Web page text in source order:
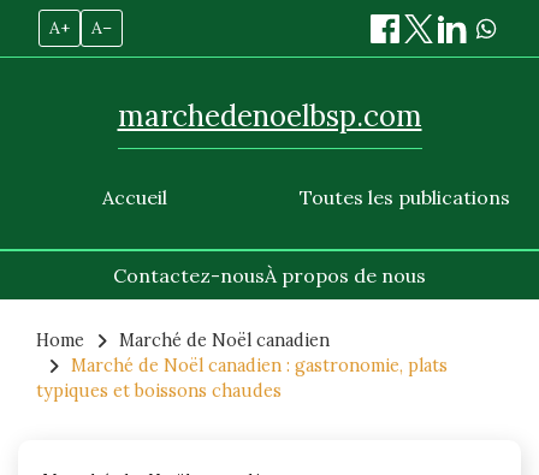
A+ A–
Accueil
marchedenoelbsp.com
Toutes les publications
Contactez-nousÀ propos de nous
content
Home
Marché de Noël canadien
Marché de Noël canadien : gastronomie, plats
typiques et boissons chaudes